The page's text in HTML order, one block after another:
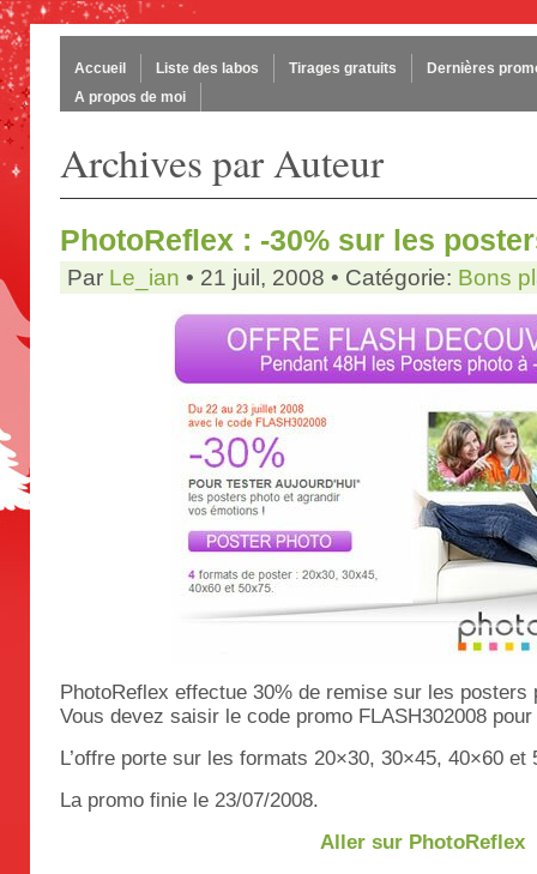
Accueil Liste des labos Tirages gratuits
Dernières
A propos de moi
Archives par Auteur
PhotoReflex : -30% sur les
Par Le_ian • 21 juil, 2008 • Catégorie: Bons
PhotoReflex effectue 30% de remise sur les posters
Vous devez saisir le code promo FLASH302008
L’offre porte sur les formats 20×30, 30×45, 40×60 et
La promo finie le 23/07/2008.
Aller sur PhotoReflex